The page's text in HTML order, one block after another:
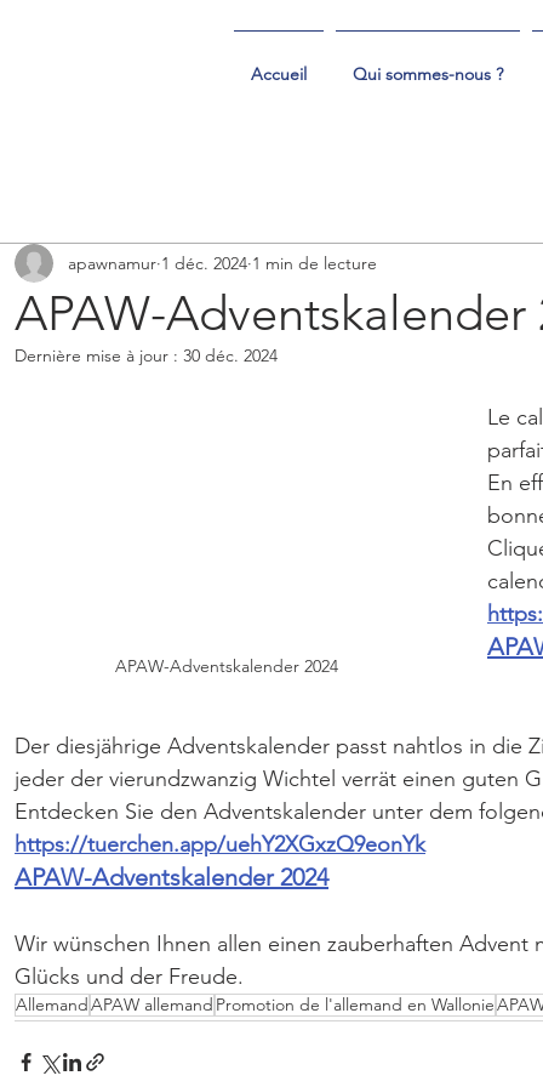
Accueil Qui sommes-nous ?
APAW-Adventskalender
apawnamur 1 déc. 2024 1 min de lecture
Dernière mise à jour : 30 déc. 2024
APAW-Adventskalender 2024
Le
En
Der diesjährige Adventskalender passt nahtlos in die
jeder der vierundzwanzig Wichtel verrät einen guten
Entdecken Sie den Adventskalender unter dem
https://tuerchen.app/uehY2XGxzQ9eonYk
APAW-Adventskalender 2024
Wir wünschen Ihnen allen einen zauberhaften
Glücks und der Freude.
AllemandAPAW allemand Promotion de l'allemand en Wallonie